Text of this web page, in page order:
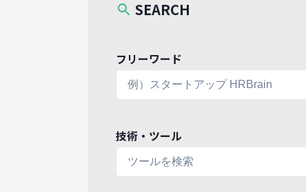
SEARCH
フリーワード
技術・ツール